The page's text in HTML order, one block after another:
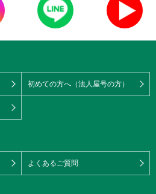
初めての方へ（法人屋号の方）
よくあるご質問